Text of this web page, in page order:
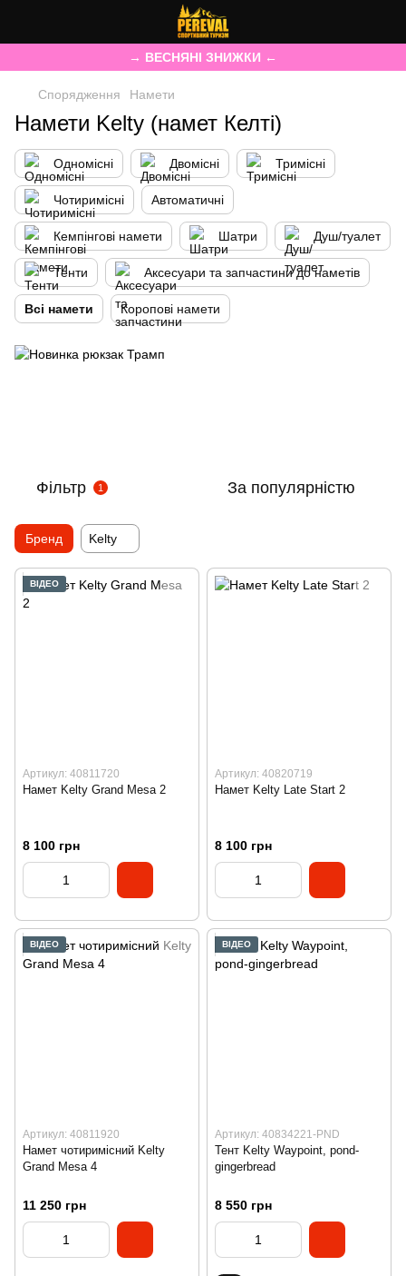
→ ВЕСНЯНІ ЗНИЖКИ ←
Спорядження Намети
Намети Kelty (намет Келті)
Одномісні Двомісні Тримісні
Чотиримісні Автоматичні
Кемпінгові намети Шатри Душ/туалет
Тенти Аксесуари та запчастини до наметів
Всі намети Коропові намети
Фільтр 1 За популярністю
Бренд Kelty
ВІДЕО
Артикул: 40811720
Намет Kelty Grand Mesa 2
8 100 грн
Артикул: 40820719
Намет Kelty Late Start 2
8 100 грн
ВІДЕО
Артикул: 40811920
Намет чотиримісний Kelty
Grand Mesa 4
11 250 грн
ВІДЕО
Артикул: 40834221-PND
Тент Kelty Waypoint, pond-
gingerbread
8 550 грн